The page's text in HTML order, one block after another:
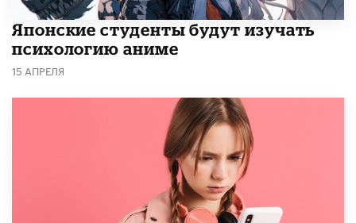
Японские студенты будут изучать
психологию аниме
15 АПРЕЛЯ